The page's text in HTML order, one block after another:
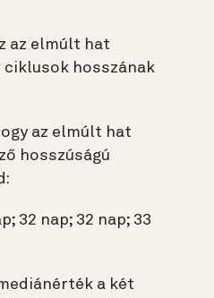
az elmúlt hat
hosszának
az elmúlt hat
hosszúságú
32 nap; 32 nap; 33
a két